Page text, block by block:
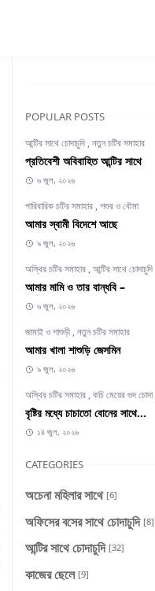
POPULAR POSTS
আন্টির সাথে চোদাচুদি ,নতুন চটির সমাহার
প্রতিবেশী অবিবাহিত আন্টির সাথে
৬ জুল, ২০২৬
পারিবারিক চটির সমাহার ,শশুর ও বৌমা
আমার স্বামী বিদেশে আছে
৯ জুল, ২০২৬
অস্থির চটির সমাহার ,আন্টির সাথে চোদাচুদি
আমার মামি ও তার বান্ধবি –
৬ জুল, ২০২৬
জামাই ও শাশুড়ী ,নতুন চটির সমাহার
আমার খালা শাশুড়ি জেসমিন
৯ জুল, ২০২৬
অস্থির চটির সমাহার ,কচি মেয়ের গুদ চোদা
বৃষ্টির মধ্যে চাচাতো বোনের সাথে...
১৪ জুল, ২০২৬
CATEGORIES
অচেনা মহিলার সাথে [6]
অফিসের বসের সাথে চোদাচুদি [8]
আন্টির সাথে চোদাচুদি [32]
কাজের ছেলে [9]